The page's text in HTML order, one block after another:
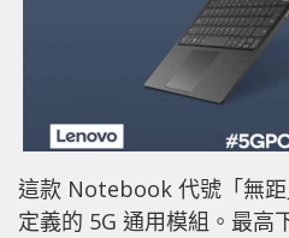
這款 Notebook 代號「無
定義的 5G 通用模組。最高